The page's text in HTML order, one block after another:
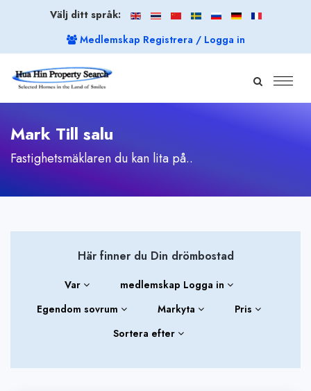
Välj ditt språk:
Medlemskap Registrera / Logga in
Mark Till salu
Fastighetsmäklaren du kan lita på..
Här finner du Din drömbostad
Var
medlemskap Logga in
Egendom sovrum
Markyta
Pris
Sortera efter